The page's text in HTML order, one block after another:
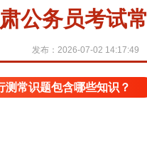
公务员考试
发布：2026-07-02 14:17:49
测常识题包含哪些知识？